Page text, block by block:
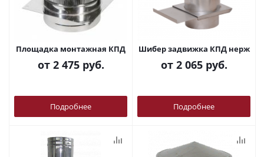
Площадка монтажная КПД
от 2 475 руб.
Подробнее
Шибер задвижка КПД нерж
от 2 065 руб.
Подробнее